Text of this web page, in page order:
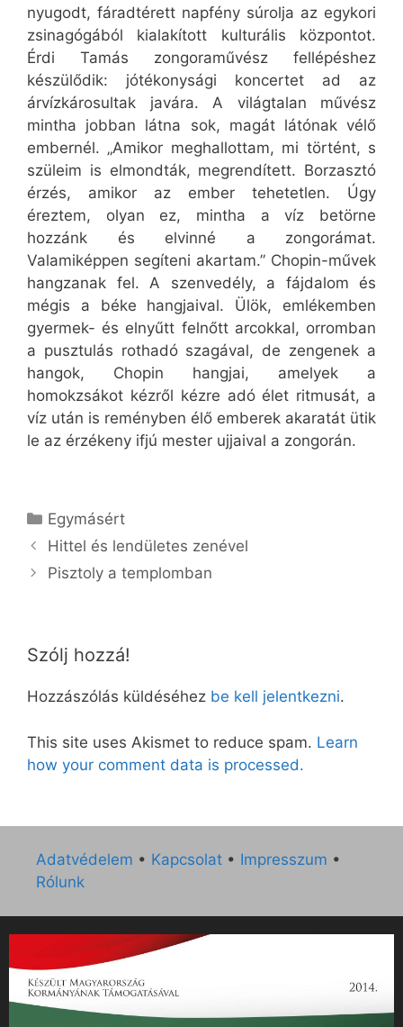
nyugodt, fáradtérett napfény súrolja az egykori
zsinagógából kialakított kulturális központot.
Érdi Tamás zongoraművész fellépéshez
készülődik: jótékonysági koncertet ad az
árvízkárosultak javára. A világtalan művész
mintha jobban látna sok, magát látónak vélő
embernél. „Amikor meghallottam, mi történt, s
szüleim is elmondták, megrendített. Borzasztó
érzés, amikor az ember tehetetlen. Úgy
éreztem, olyan ez, mintha a víz betörne
hozzánk és elvinné a zongorámat.
Valamiképpen segíteni akartam.” Chopin-művek
hangzanak fel. A szenvedély, a fájdalom és
mégis a béke hangjaival. Ülök, emlékemben
gyermek- és elnyűtt felnőtt arcokkal, orromban
a pusztulás rothadó szagával, de zengenek a
hangok, Chopin hangjai, amelyek a
homokzsákot kézről kézre adó élet ritmusát, a
víz után is reményben élő emberek akaratát ütik
le az érzékeny ifjú mester ujjaival a zongorán.
Kategória
Egymásért
Hittel és lendületes zenével
Pisztoly a templomban
Szólj hozzá!
Hozzászólás küldéséhez be kell jelentkezni.
This site uses Akismet to reduce spam. Learn
how your comment data is processed.
Adatvédelem • Kapcsolat • Impresszum •
Rólunk